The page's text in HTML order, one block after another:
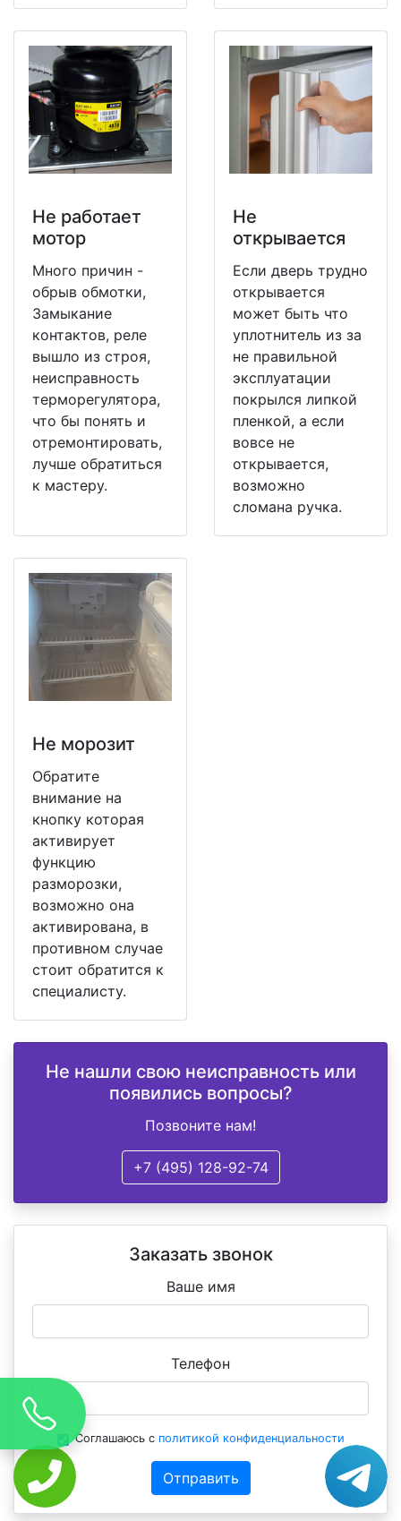
Не работает
мотор
Много причин -
обрыв обмотки,
Замыкание
контактов, реле
вышло из строя,
неисправность
терморегулятора,
что бы понять и
отремонтировать,
лучше обратиться
к мастеру.
Не
открывается
Если дверь трудно
открывается
может быть что
уплотнитель из за
не правильной
эксплуатации
покрылся липкой
пленкой, а если
вовсе не
открывается,
возможно
сломана ручка.
Не морозит
Обратите
внимание на
кнопку которая
активирует
функцию
разморозки,
возможно она
активирована, в
противном случае
стоит обратится к
специалисту.
Не нашли свою неисправность или
появились вопросы?
Позвоните нам!
+7 (495) 128-92-74
Заказать звонок
Ваше имя
Телефон
Соглашаюсь с политикой конфиденциальности
Отправить